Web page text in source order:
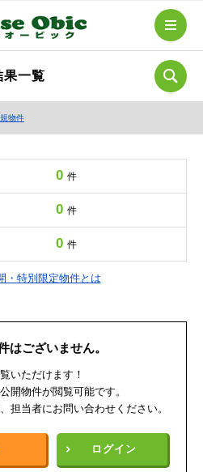
果一覧
物件
0 件
0 件
0 件
・特別限定物件とは
はございません。
いただけます！
開物件が閲覧可能です。
担当者にお問い合わせください。
ログイン